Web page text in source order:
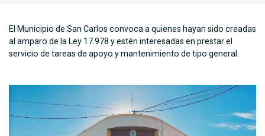
El Municipio de San Carlos convoca a quienes hayan sido creadas
al amparo de la Ley 17.978 y estén interesadas en prestar el
servicio de tareas de apoyo y mantenimiento de tipo general.